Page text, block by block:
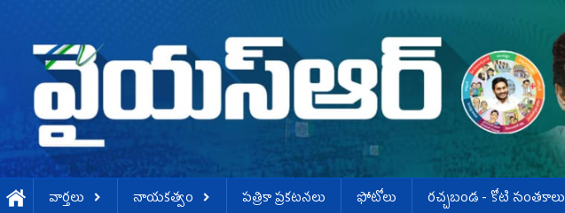
వార్తలు నాయకత్వం పత్రికా ప్రకటనలు ఫోటోలు ర‌చ్చ‌బండ‌ - కోటి సంత‌కాలు